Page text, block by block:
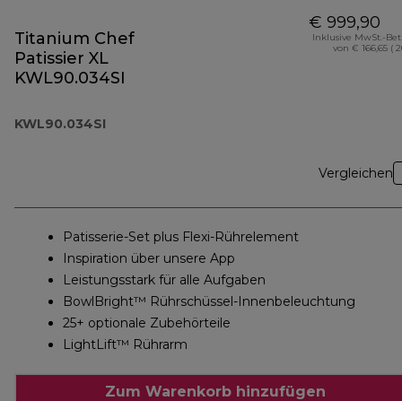
Titanium Chef
Patissier XL
KWL90.034SI
KWL90.034SI
€ 999,90
Inklusive MwSt.-
von € 166,65 (
Vergleichen
Patisserie-Set plus Flexi-Rührelement
Inspiration über unsere App
Leistungsstark für alle Aufgaben
BowlBright™ Rührschüssel-Innenbeleuchtung
25+ optionale Zubehörteile
LightLift™ Rührarm
Zum Warenkorb hinzufügen